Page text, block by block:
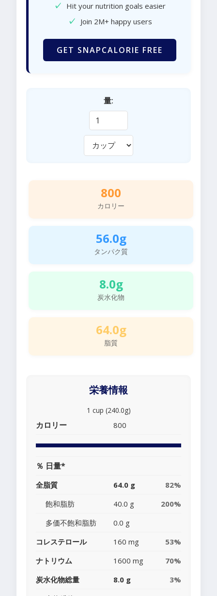
✓ Hit your nutrition goals easier
✓ Join 2M+ happy users
GET SNAPCALORIE FREE
量:
800
カロリー
56.0g
タンパク質
8.0g
炭水化物
64.0g
脂質
栄養情報
1 cup (240.0g)
カロリー 800
％ 日量*
全脂質 64.0 g
82%
飽和脂肪
40.0 g
200%
多価不飽和脂肪
0.0 g
コレステロール
160 mg
53%
ナトリウム
1600 mg
70%
炭水化物総量
8.0 g
3%